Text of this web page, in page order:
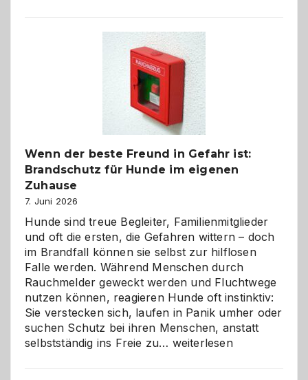
bewusst
herzlich
gestalten
Wenn der beste Freund in Gefahr ist:
Brandschutz für Hunde im eigenen
Zuhause
7. Juni 2026
Hunde sind treue Begleiter, Familienmitglieder
und oft die ersten, die Gefahren wittern – doch
im Brandfall können sie selbst zur hilflosen
Falle werden. Während Menschen durch
Rauchmelder geweckt werden und Fluchtwege
nutzen können, reagieren Hunde oft instinktiv:
Sie verstecken sich, laufen in Panik umher oder
suchen Schutz bei ihren Menschen, anstatt
selbstständig ins Freie zu… Wenn
weiterlesen